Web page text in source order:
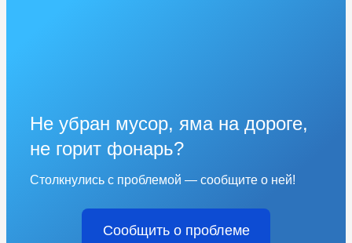
Не убран мусор, яма на дороге,
не горит фонарь?
Столкнулись с проблемой — сообщите о ней!
Сообщить о проблеме